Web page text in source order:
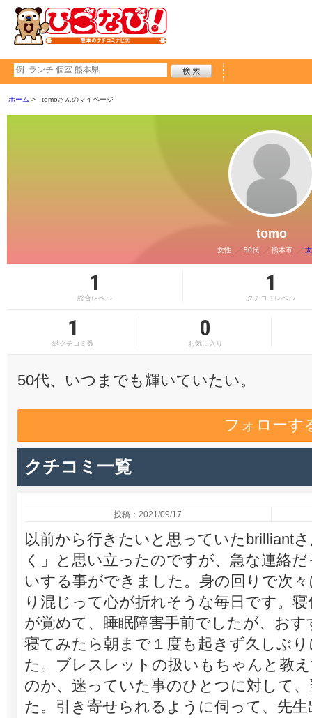
ホーム tomoさんのマイページ
tomo
女性 50代 熊本市
1
総合レベル
1
クチコミレベル
1
総クチコミ数
0
お気に入り
50代、いつまでも輝いていたい。
フォローす
クチコミ一覧
投稿：2021/09/17
以前から行きたいと思っていたbrilliant
く」と思い立ったのですが、急な連絡
いする事ができました。身の回りで次
り混じって心が折れそうな毎日です。
が覚めて、睡眠障害手前でしたが、お
寝てみたら朝まで１度も起きず久しぶ
た。ブレスレットの扱いもちゃんと教
のか、迷っていた事のひとつに対して
た。引き寄せられるように伺って、先